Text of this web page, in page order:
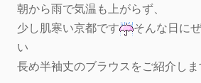
朝から雨で気温も上がらず、
少し肌寒い京都です
そんな日に
い
長め半袖丈のブラウスをご紹介しま